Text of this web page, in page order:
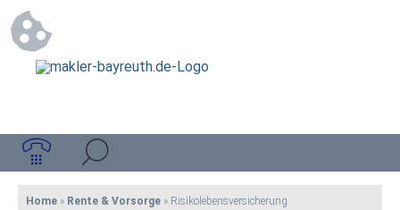
Home » Rente & Vorsorge » Risikolebensversicherung